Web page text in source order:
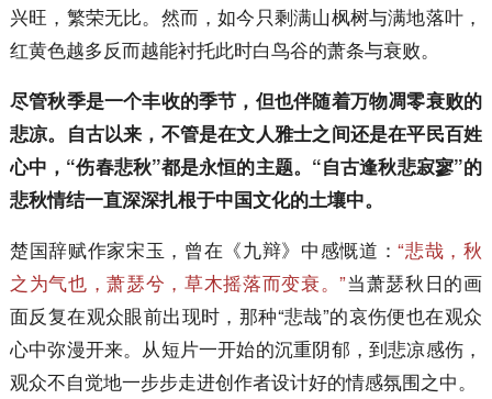
兴旺，繁荣无比。然而，如今只剩满山枫树与满地落叶，
红黄色越多反而越能衬托此时白鸟谷的萧条与衰败。
尽管秋季是一个丰收的季节，但也伴随着万物凋零衰败的
悲凉。自古以来，不管是在文人雅士之间还是在平民百姓
心中，“伤春悲秋”都是永恒的主题。“自古逢秋悲寂寥”的
悲秋情结一直深深扎根于中国文化的土壤中。
楚国辞赋作家宋玉，曾在《九辩》中感慨道：“悲哉，秋
之为气也，萧瑟兮，草木摇落而变衰。”当萧瑟秋日的画
面反复在观众眼前出现时，那种“悲哉”的哀伤便也在观众
心中弥漫开来。从短片一开始的沉重阴郁，到悲凉感伤，
观众不自觉地一步步走进创作者设计好的情感氛围之中。